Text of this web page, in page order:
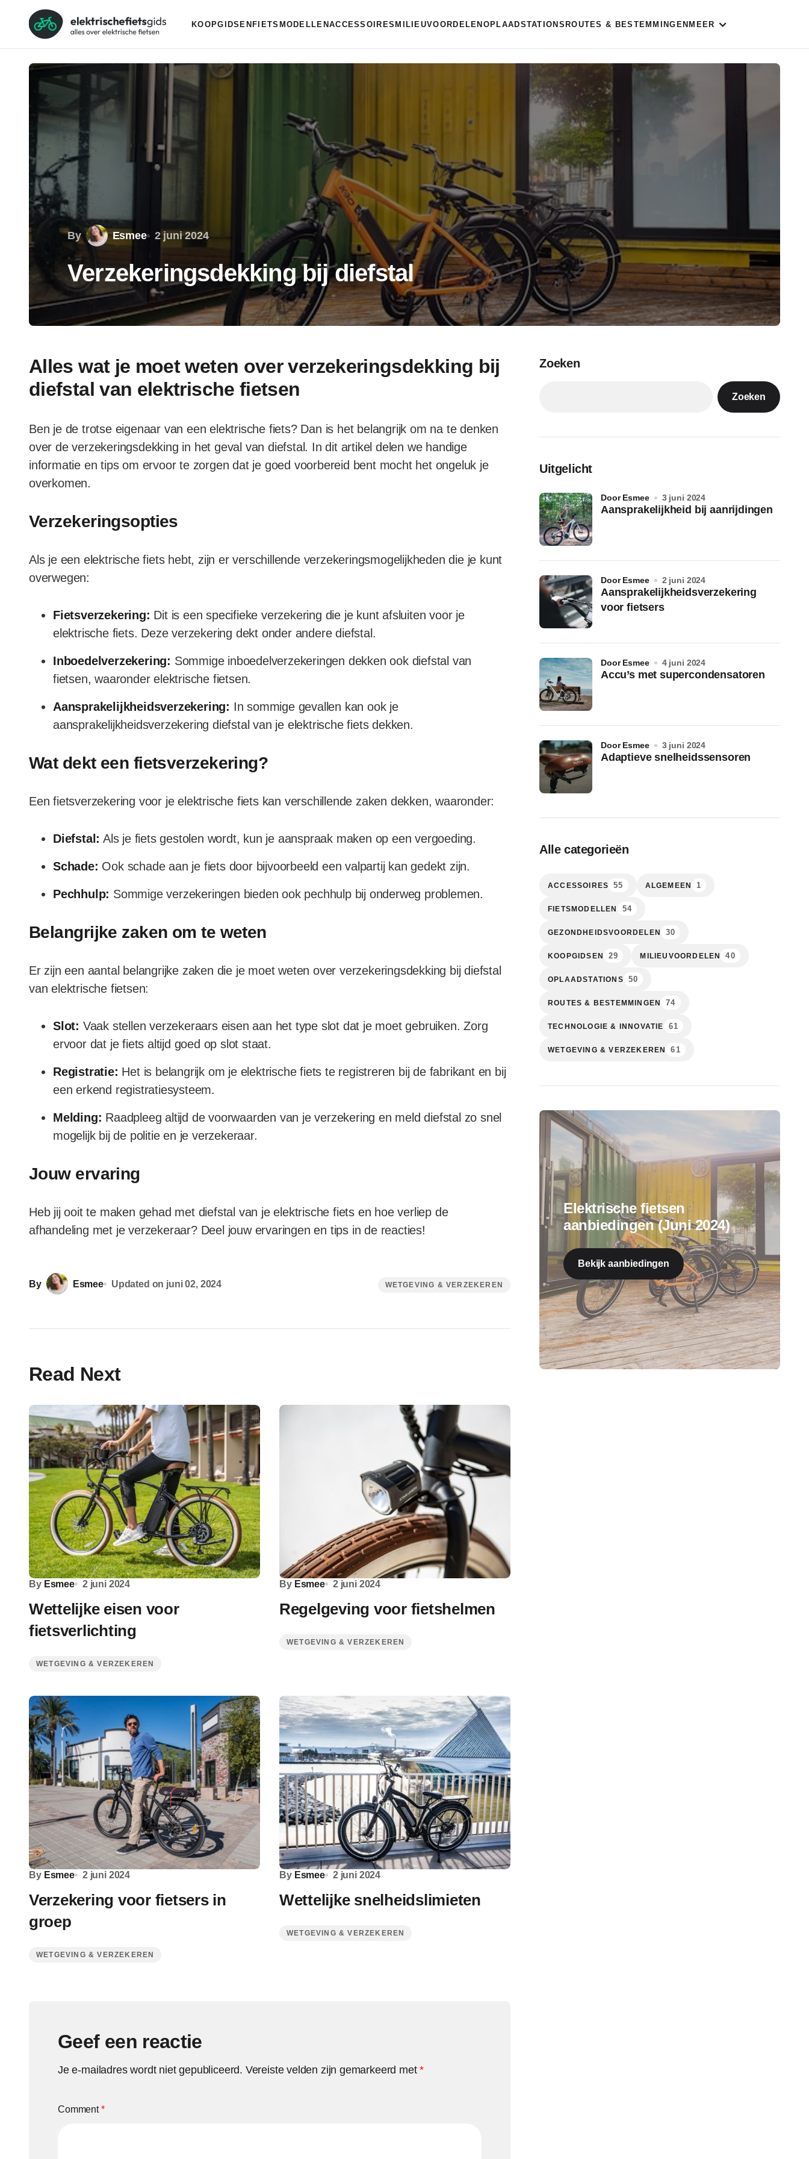
KOOPGIDSEN FIETSMODELLEN ACCESSOIRES MILIEUVOORDELEN OPLAADSTATIONS ROUTES & BESTEMMINGEN MEER
By Esmee 2 juni 2024
Verzekeringsdekking bij diefstal
Alles wat je moet weten over verzekeringsdekking bij
diefstal van elektrische fietsen
Ben je de trotse eigenaar van een elektrische fiets? Dan is het belangrijk om na te denken
over de verzekeringsdekking in het geval van diefstal. In dit artikel delen we handige
informatie en tips om ervoor te zorgen dat je goed voorbereid bent mocht het ongeluk je
overkomen.
Verzekeringsopties
Als je een elektrische fiets hebt, zijn er verschillende verzekeringsmogelijkheden die je kunt
overwegen:
Fietsverzekering: Dit is een specifieke verzekering die je kunt afsluiten voor je
elektrische fiets. Deze verzekering dekt onder andere diefstal.
Inboedelverzekering: Sommige inboedelverzekeringen dekken ook diefstal van
fietsen, waaronder elektrische fietsen.
Aansprakelijkheidsverzekering: In sommige gevallen kan ook je
aansprakelijkheidsverzekering diefstal van je elektrische fiets dekken.
Wat dekt een fietsverzekering?
Een fietsverzekering voor je elektrische fiets kan verschillende zaken dekken, waaronder:
Diefstal: Als je fiets gestolen wordt, kun je aanspraak maken op een vergoeding.
Schade: Ook schade aan je fiets door bijvoorbeeld een valpartij kan gedekt zijn.
Pechhulp: Sommige verzekeringen bieden ook pechhulp bij onderweg problemen.
Belangrijke zaken om te weten
Er zijn een aantal belangrijke zaken die je moet weten over verzekeringsdekking bij diefstal
van elektrische fietsen:
Slot: Vaak stellen verzekeraars eisen aan het type slot dat je moet gebruiken. Zorg
ervoor dat je fiets altijd goed op slot staat.
Registratie: Het is belangrijk om je elektrische fiets te registreren bij de fabrikant en bij
een erkend registratiesysteem.
Melding: Raadpleeg altijd de voorwaarden van je verzekering en meld diefstal zo snel
mogelijk bij de politie en je verzekeraar.
Jouw ervaring
Heb jij ooit te maken gehad met diefstal van je elektrische fiets en hoe verliep de
afhandeling met je verzekeraar? Deel jouw ervaringen en tips in de reacties!
By Esmee Updated on juni 02, 2024 WETGEVING & VERZEKEREN
Read Next
By Esmee 2 juni 2024
Wettelijke eisen voor
fietsverlichting
WETGEVING & VERZEKEREN
By Esmee 2 juni 2024
Regelgeving voor fietshelmen
WETGEVING & VERZEKEREN
By Esmee 2 juni 2024
Verzekering voor fietsers in
groep
WETGEVING & VERZEKEREN
By Esmee 2 juni 2024
Wettelijke snelheidslimieten
WETGEVING & VERZEKEREN
Geef een reactie
Je e-mailadres wordt niet gepubliceerd. Vereiste velden zijn gemarkeerd met*
Comment*
Zoeken
Zoeken
Uitgelicht
Aansprakelijkheid bij aanrijdingen
door Esmee 3 juni 2024
Aansprakelijkheidsverzekering
voor fietsers
door Esmee 2 juni 2024
Accu’s met supercondensatoren
door Esmee 4 juni 2024
Adaptieve snelheidssensoren
door Esmee 3 juni 2024
Alle categorieën
ACCESSOIRES 55 ALGEMEEN 1
FIETSMODELLEN 54
GEZONDHEIDSVOORDELEN 30
KOOPGIDSEN 29 MILIEUVOORDELEN 40
OPLAADSTATIONS 50
ROUTES & BESTEMMINGEN 74
TECHNOLOGIE & INNOVATIE 61
WETGEVING & VERZEKEREN 61
Elektrische fietsen
aanbiedingen (Juni 2024)
Bekijk aanbiedingen